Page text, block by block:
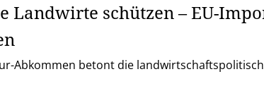
Landwirte schützen – EU-
Abkommen betont die